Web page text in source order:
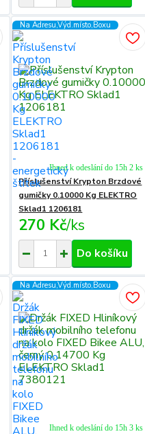
Na Adresu,Výd.místo,Boxu
Příslušenství Krypton Brzdové
gumičky 0.10000 Kg ELEKTRO
Sklad1 1206181
270 Kč/ks
Ihned k odeslání do 15h 2 ks
Do košíku
Na Adresu,Výd.místo,Boxu
Ihned k odeslání do 15h 3 ks